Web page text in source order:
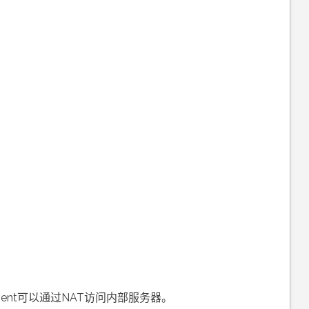
可以通过NAT访问内部服务器。